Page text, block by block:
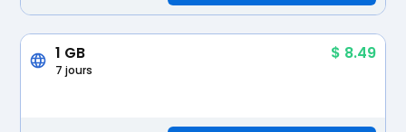
1 GB $ 8.49
7 jours